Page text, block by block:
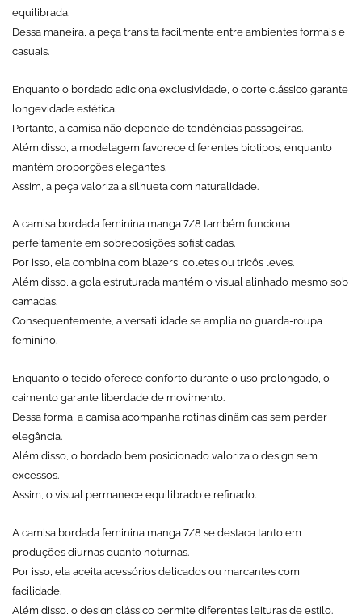
equilibrada.
Dessa maneira, a peça transita facilmente entre ambientes formais e
casuais.
Enquanto o bordado adiciona exclusividade, o corte clássico garante
longevidade estética.
Portanto, a camisa não depende de tendências passageiras.
Além disso, a modelagem favorece diferentes biotipos, enquanto
mantém proporções elegantes.
Assim, a peça valoriza a silhueta com naturalidade.
A camisa bordada feminina manga 7/8 também funciona
perfeitamente em sobreposições sofisticadas.
Por isso, ela combina com blazers, coletes ou tricôs leves.
Além disso, a gola estruturada mantém o visual alinhado mesmo sob
camadas.
Consequentemente, a versatilidade se amplia no guarda-roupa
feminino.
Enquanto o tecido oferece conforto durante o uso prolongado, o
caimento garante liberdade de movimento.
Dessa forma, a camisa acompanha rotinas dinâmicas sem perder
elegância.
Além disso, o bordado bem posicionado valoriza o design sem
excessos.
Assim, o visual permanece equilibrado e refinado.
A camisa bordada feminina manga 7/8 se destaca tanto em
produções diurnas quanto noturnas.
Por isso, ela aceita acessórios delicados ou marcantes com
facilidade.
Além disso, o design clássico permite diferentes leituras de estilo.